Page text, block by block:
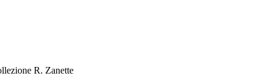
R. Zanette